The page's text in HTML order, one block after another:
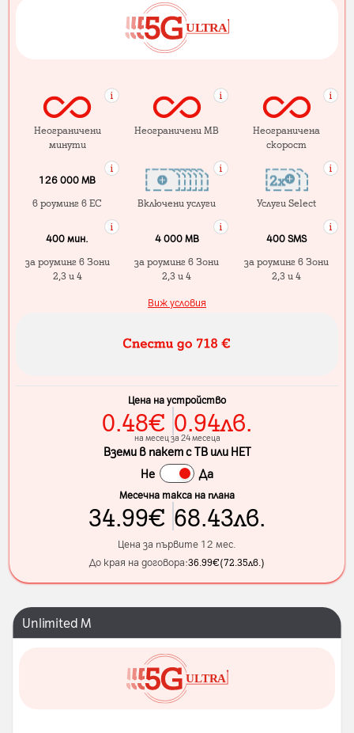
Неограничени
минути
Неограничени MB
Неограничена
скорост
126 000 MB
в роуминг в ЕС
Включени услуги Услуги Select
400 мин.
за роуминг в Зони
2,3 и 4
4 000 МB
за роуминг в Зони
2,3 и 4
400 SMS
за роуминг в Зони
2,3 и 4
Виж условия
Цена на устройство
0.48€ 0.94лв.
на месец за 24 месеца
Вземи в пакет с ТВ или НЕТ
Не
Да
Месечна такса на плана
34.99€ 68.43лв.
Цена за първите 12 мес.
До края на договора:36.99€(72.35лв.)
Unlimited M